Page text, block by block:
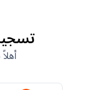
تسجيل
أهلاً